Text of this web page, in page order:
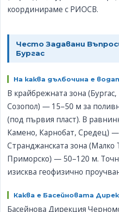
координираме с РИОСВ.
Често Задавани
Бургас
На каква дълбочина е
В крайбрежната зона
Созопол) — 15–50 м за
(под първия пласт). В
Камено, Карнобат, Средец)
Странджанската зона
Приморско) — 50–120 м.
изисква геофизично
Каква е Басейновата
Басейнова Дирекция